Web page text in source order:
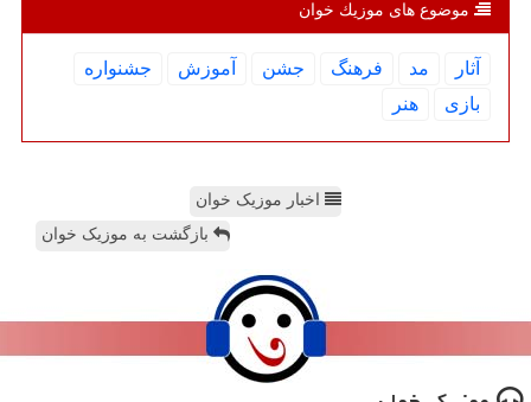
موضوع های موزیك خوان
آثار مد فرهنگ جشن آموزش
جشنواره
بازی
هنر
اخبار موزیک خوان
بازگشت به موزیک خوان